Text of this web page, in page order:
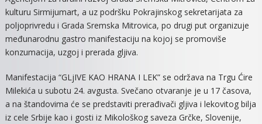
–
kulturu Sirmijumart, a uz podršku Pokrajinskog sekretarijata za
poljoprivredu i Grada Sremska Mitrovica, po drugi put organizuje
međunarodnu gastro manifestaciju na kojoj se promoviše
konzumacija, uzgoj i prerada gljiva.
Manifestacija “GLjIVE KAO HRANA I LEK” se održava na Trgu Ćire
Milekića u subotu 24. avgusta. Svečano otvaranje je u 17 časova,
a na štandovima će se predstaviti prerađivači gljiva i lekovitog bilja
iz cele Srbije kao i gosti iz Mikološkog saveza Grčke, Slovenije,